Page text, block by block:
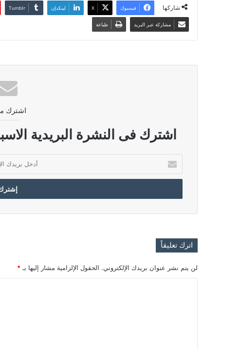
شاركها فيسبوك ‫X لينكدإن
مشاركة عبر البريد طباعة
اشترك
اشترك فى النشرة البريدية
بريدك
الإلكتروني
اترك تعليقاً
لن يتم نشر عنوان بريدك الإلكتروني. الحقول الإلزامية مشار إليها بـ *